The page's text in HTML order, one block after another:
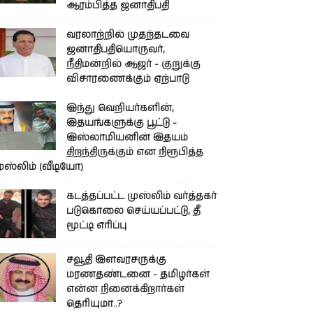
ஆரம்பித்த ஜனாதிபதி
வரலாற்றில் முதற்தடவை
ஜனாதிபதியொருவர்,
நீதிமன்றில் ஆஜர் - குறுக்கு
விசாரணைக்கும் ஏற்பாடு
இந்து வெறியர்களின்,
இதயங்களுக்கு பூட்டு -
இஸ்லாமியனின் இதயம்
திறந்திருக்கும் என நிரூபித்த
(வீடியோ)
கடத்தப்பட்ட முஸ்லிம் வர்த்தகர்
படுகொலை செய்யப்பட்டு, தீ
மூட்டி எரிப்பு
சவூதி இளவரசருக்கு
மரணதண்டனை - தமிழர்கள்
என்ன நினைக்கிறார்கள்
தெரியுமா..?